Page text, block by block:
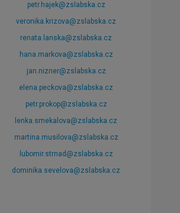
petr.hajek@zslabska.cz
veronika.krizova@zslabska.cz
renata.lanska@zslabska.cz
hana.markova@zslabska.cz
jan.nizner@zslabska.cz
elena.peckova@zslabska.cz
petr.prokop@zslabska.cz
lenka.smekalova@zslabska.cz
martina.musilova@zslabska.cz
lubomir.strnad@zslabska.cz
dominika.sevelova@zslabska.cz